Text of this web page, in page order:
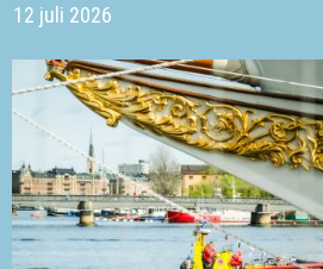
12 juli 2026